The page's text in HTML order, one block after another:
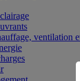
ventilation